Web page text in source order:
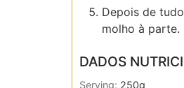
Depois de
molho à parte.
DADOS
Serving: 250g